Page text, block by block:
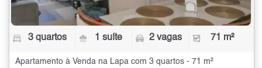
3 quartos 1 suíte 2 vagas 71 m²
Apartamento à Venda na Lapa com 3 quartos - 71 m²